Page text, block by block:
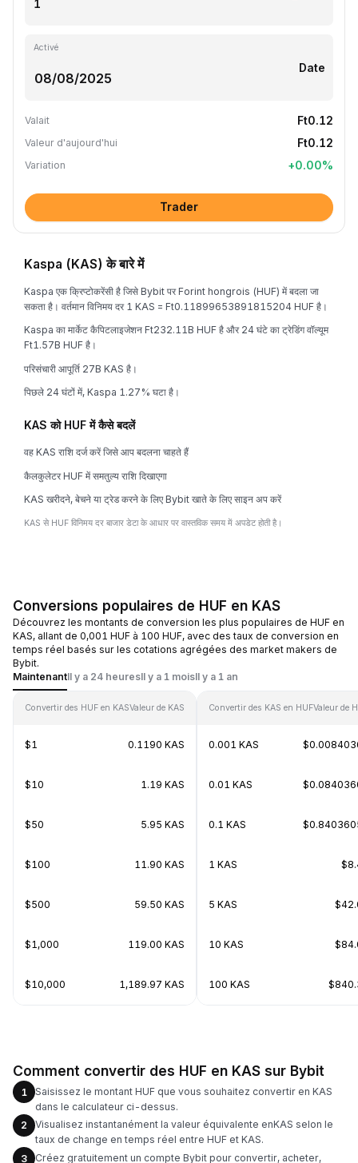
Activé
Date
Valait Ft0.12
Valeur d'aujourd'hui Ft0.12
Variation +0.00%
Trader
Kaspa (KAS) के बारे में
Kaspa एक क्रिप्टोकरेंसी है जिसे Bybit पर Forint hongrois (HUF) में बदला जा
सकता है। वर्तमान विनिमय दर 1 KAS = Ft0.11899653891815204 HUF है।
Kaspa का मार्केट कैपिटलाइजेशन Ft232.11B HUF है और 24 घंटे का ट्रेडिंग वॉल्यूम
Ft1.57B HUF है।
परिसंचारी आपूर्ति 27B KAS है।
पिछले 24 घंटों में, Kaspa 1.27% घटा है।
KAS को HUF में कैसे बदलें
वह KAS राशि दर्ज करें जिसे आप बदलना चाहते हैं
कैलकुलेटर HUF में समतुल्य राशि दिखाएगा
KAS खरीदने, बेचने या ट्रेड करने के लिए Bybit खाते के लिए साइन अप करें
KAS से HUF विनिमय दर बाजार डेटा के आधार पर वास्तविक समय में अपडेट होती है।
Conversions populaires de HUF en KAS
Découvrez les montants de conversion les plus populaires de HUF en
KAS, allant de 0,001 HUF à 100 HUF, avec des taux de conversion en
temps réel basés sur les cotations agrégées des market makers de
Bybit.
MaintenantIl y a 24 heuresIl y a 1 moisIl y a 1 an
Convertir des HUF en KASValeur de KAS
$1 0.1190 KAS
$10 1.19 KAS
$50 5.95 KAS
$100 11.90 KAS
$500 59.50 KAS
$1,000 119.00 KAS
$10,000 1,189.97 KAS
Convertir des KAS en HUFValeur de
0.001 KAS
0.01 KAS
0.1 KAS
1 KAS
5 KAS
10 KAS
100 KAS
Comment convertir des HUF en KAS sur Bybit
1
Saisissez le montant HUF que vous souhaitez convertir en KAS
dans le calculateur ci-dessus.
2
Visualisez instantanément la valeur équivalente enKAS selon le
taux de change en temps réel entre HUF et KAS.
3
Créez gratuitement un compte Bybit pour convertir, acheter,